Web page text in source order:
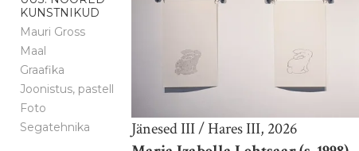
KUNSTNIKUD
Mauri Gross
Maal
Graafika
Joonistus, pastell
Foto
Segatehnika
Jänesed III / Hares III, 2026